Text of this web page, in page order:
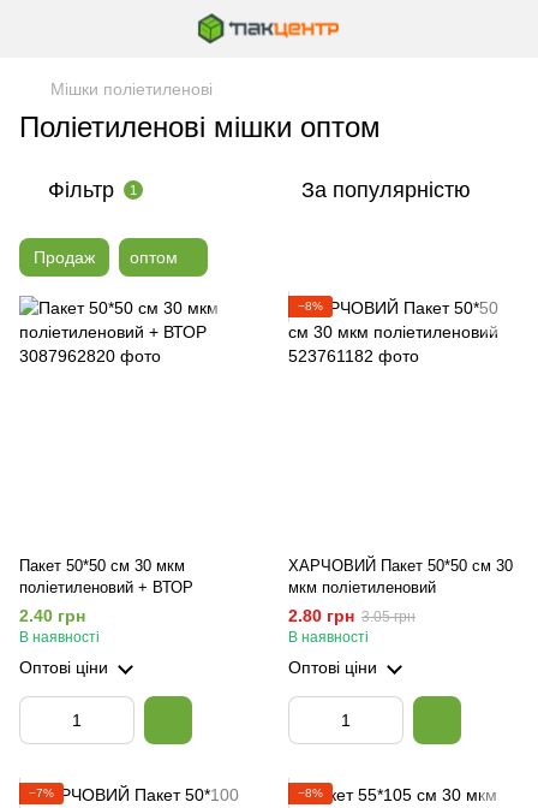
Мішки поліетиленові
Поліетиленові мішки оптом
Фільтр 1 За популярністю
Продаж оптом
Пакет 50*50 см 30 мкм
поліетиленовий + ВТОР
2.40 грн
В наявності
Оптові ціни
−8%
ХАРЧОВИЙ Пакет 50*50 см 30
мкм поліетиленовий
2.80 грн 3.05 грн
В наявності
Оптові ціни
−7% −8%